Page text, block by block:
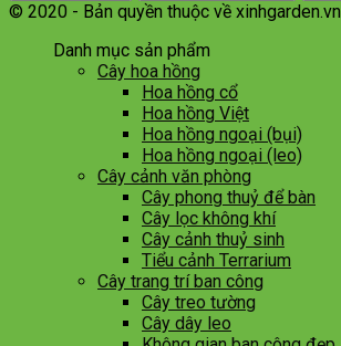
© 2020 - Bản quyền thuộc về xinhgarden.vn
Danh mục sản phẩm
Cây hoa hồng
Hoa hồng cổ
Hoa hồng Việt
Hoa hồng ngoại (bụi)
Hoa hồng ngoại (leo)
Cây cảnh văn phòng
Cây phong thuỷ để bàn
Cây lọc không khí
Cây cảnh thuỷ sinh
Tiểu cảnh Terrarium
Cây trang trí ban công
Cây treo tường
Cây dây leo